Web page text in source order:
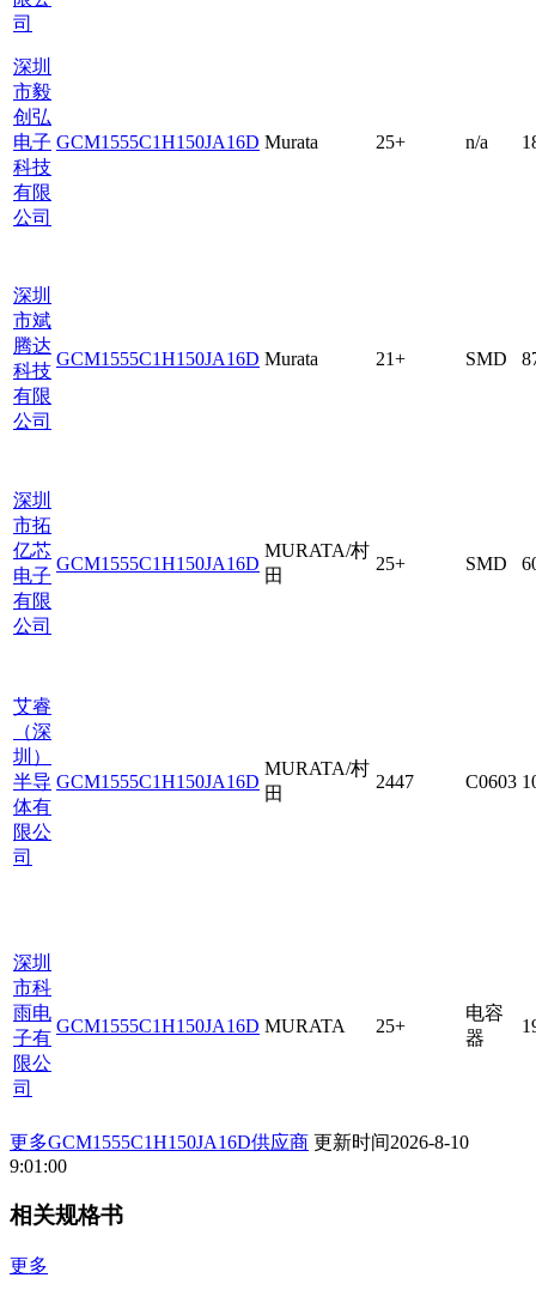
司
深圳
市毅
创弘
电子
科技
有限
公司
GCM1555C1H150JA16D Murata 25+ n/a
深圳
市斌
腾达
科技
有限
公司
GCM1555C1H150JA16D Murata 21+ SMD
深圳
市拓
亿芯
电子
有限
公司
GCM1555C1H150JA16D
MURATA/村
田
25+ SMD
艾睿
（深
圳）
半导
体有
限公
司
GCM1555C1H150JA16D
MURATA/村
田
2447 C0603
深圳
市科
雨电
子有
限公
司
GCM1555C1H150JA16D MURATA 25+
电容
器
更多GCM1555C1H150JA16D供应商 更新时间2026-8-10
9:01:00
相关规格书
更多